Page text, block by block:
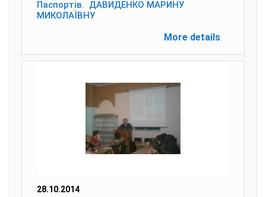
Паспортів. ДАВИДЕНКО МАРИНУ
МИКОЛАЇВНУ
More details
28.10.2014